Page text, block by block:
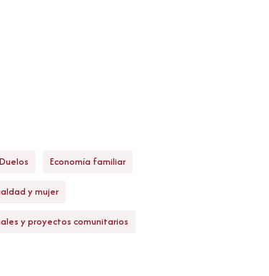
Duelos Economía familiar
y mujer
y proyectos comunitarios